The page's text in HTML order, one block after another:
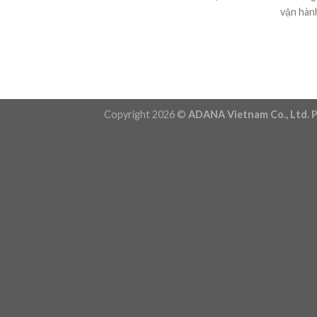
vận
Copyright 2026 © ADANA Vietnam Co., Ltd.